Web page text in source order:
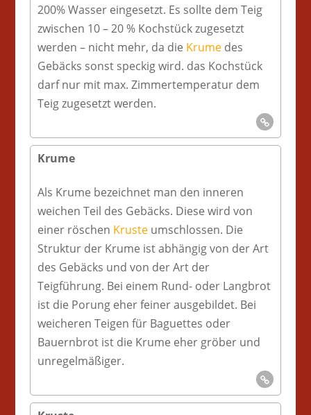
200% Wasser eingesetzt. Es sollte dem Teig
zwischen 10 – 20 % Kochstück zugesetzt
werden – nicht mehr, da die Krumedes
Gebäcks sonst speckig wird. das Kochstück
darf nur mit max. Zimmertemperatur dem
Teig zugesetzt werden.
Krume
Als Krume bezeichnet man den inneren
weichen Teil des Gebäcks. Diese wird von
einer röschen Krusteumschlossen. Die
Struktur der Krume ist abhängig von der Art
des Gebäcks und von der Art der
Teigführung. Bei einem Rund- oder Langbrot
ist die Porung eher feiner ausgebildet. Bei
weicheren Teigen für Baguettes oder
Bauernbrot ist die Krume eher gröber und
unregelmäßiger.